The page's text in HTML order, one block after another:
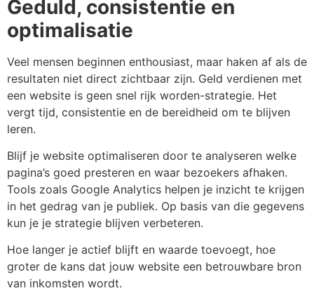
Geduld, consistentie en
optimalisatie
Veel mensen beginnen enthousiast, maar haken af als de
resultaten niet direct zichtbaar zijn. Geld verdienen met
een website is geen snel rijk worden-strategie. Het
vergt tijd, consistentie en de bereidheid om te blijven
leren.
Blijf je website optimaliseren door te analyseren welke
pagina’s goed presteren en waar bezoekers afhaken.
Tools zoals Google Analytics helpen je inzicht te krijgen
in het gedrag van je publiek. Op basis van die gegevens
kun je je strategie blijven verbeteren.
Hoe langer je actief blijft en waarde toevoegt, hoe
groter de kans dat jouw website een betrouwbare bron
van inkomsten wordt.